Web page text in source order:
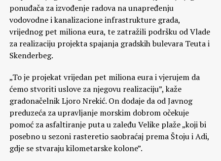
ponuđača za izvođenje radova na unapređenju
vodovodne i kanalizacione infrastrukture grada,
vrijednog pet miliona eura, te zatražili podršku od Vlade
za realizaciju projekta spajanja gradskih bulevara Teuta i
Skenderbeg.
„To je projekat vrijedan pet miliona eura i vjerujem da
ćemo stvoriti uslove za njegovu realizaciju”, kaže
gradonačelnik Ljoro Nrekić. On dodaje da od Javnog
preduzeća za upravljanje morskim dobrom očekuje
pomoć za asfaltiranje puta u zaleđu Velike plaže „koji bi
posebno u sezoni rasteretio saobraćaj prema Štoju i Adi,
gdje se stvaraju kilometarske kolone”.